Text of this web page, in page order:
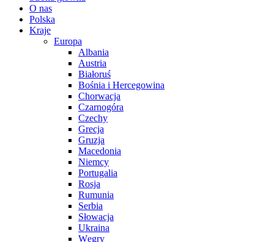
O nas
Polska
Kraje
Europa
Albania
Austria
Białoruś
Bośnia i Hercegowina
Chorwacja
Czarnogóra
Czechy
Grecja
Gruzja
Macedonia
Niemcy
Portugalia
Rosja
Rumunia
Serbia
Słowacja
Ukraina
Węgry